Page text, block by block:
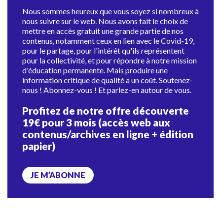
Nous sommes heureux que vous soyez si nombreux à
nous suivre sur le web. Nous avons fait le choix de
mettre en accès gratuit une grande partie de nos
contenus, notamment ceux en lien avec le Covid-19,
pour le partage, pour l'intérêt qu'ils représentent
pour la collectivité, et pour répondre à notre mission
d'éducation permanente. Mais produire une
information critique de qualité a un coût. Soutenez-
nous ! Abonnez-vous ! Et parlez-en autour de vous.
Profitez de notre offre découverte
19€ pour 3 mois (accès web aux
contenus/archives en ligne + édition
papier)
JE M’ABONNE